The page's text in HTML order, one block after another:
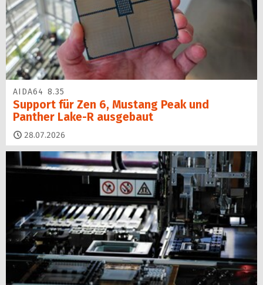
AIDA64 8.35
Support für Zen 6, Mustang Peak und
Panther Lake-R ausgebaut
28.07.2026